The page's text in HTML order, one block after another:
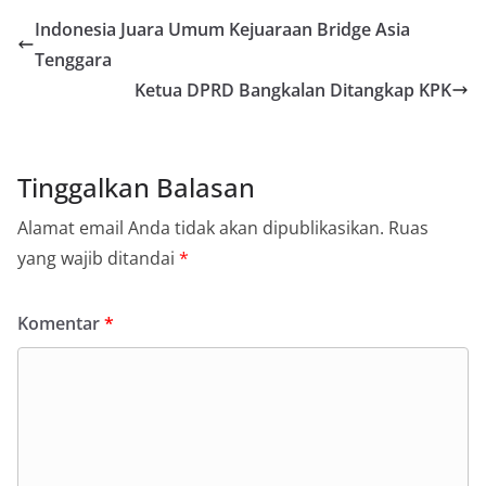
Indonesia Juara Umum Kejuaraan Bridge Asia
Tenggara
Ketua DPRD Bangkalan Ditangkap KPK
Tinggalkan Balasan
Alamat email Anda tidak akan dipublikasikan. Ruas
yang wajib ditandai *
Komentar*